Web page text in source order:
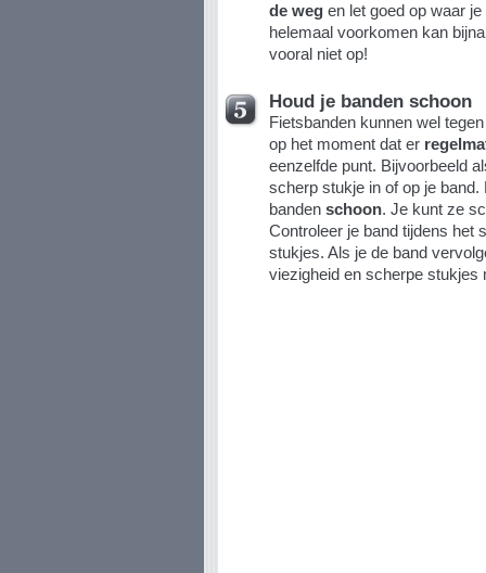
de wegen let goed op waar
helemaal voorkomen kan
vooral niet op!
Houd je banden schoon
Fietsbanden kunnen wel
op het moment dat er
eenzelfde punt. Bijvoorbeeld
scherp stukje in of op je
banden schoon. Je kunt ze
Controleer je band tijdens het
stukjes. Als je de band
viezigheid en scherpe stukjes